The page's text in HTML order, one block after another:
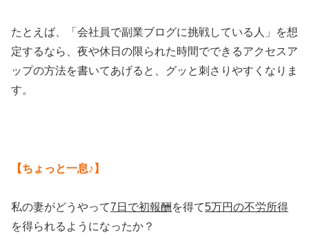
たとえば、「会社員で副業ブログに挑戦している人」を想
定するなら、夜や休日の限られた時間でできるアクセスア
ップの方法を書いてあげると、グッと刺さりやすくなりま
す。
【ちょっと一息♪】
私の妻がどうやって7日で初報酬 を得て5万円の不労所得
を得られるようになったか？